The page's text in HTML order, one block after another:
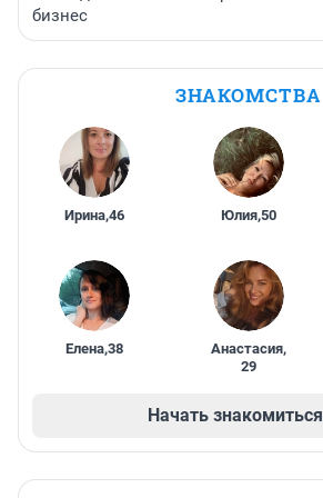
бизнес
ЗНАКОМСТВА
Ирина,46 Юлия,50
Елена,38 Анастасия,
29
Начать знакомиться